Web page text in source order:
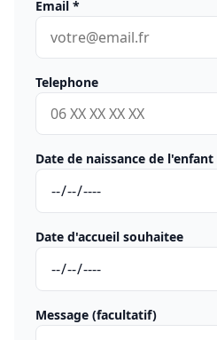
Email *
Telephone
Date de naissance de l'enfant
Date d'accueil souhaitee
Message (facultatif)